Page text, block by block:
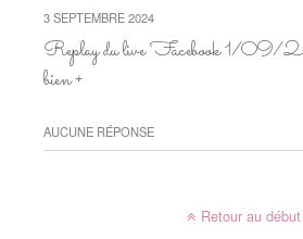
3 SEPTEMBRE 2024
Replay du live Facebook 1/09/
bien +
AUCUNE RÉPONSE
Retour au début